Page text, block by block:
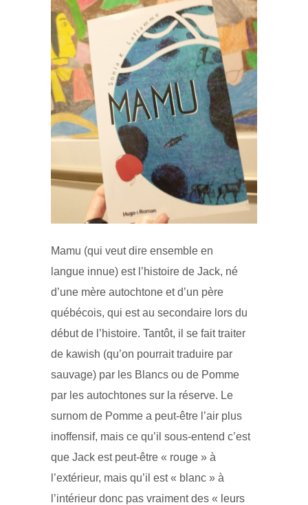
Mamu (qui veut dire ensemble en
langue innue) est l’histoire de Jack, né
d’une mère autochtone et d’un père
québécois, qui est au secondaire lors du
début de l’histoire. Tantôt, il se fait traiter
de kawish (qu’on pourrait traduire par
sauvage) par les Blancs ou de Pomme
par les autochtones sur la réserve. Le
surnom de Pomme a peut-être l’air plus
inoffensif, mais ce qu’il sous-entend c’est
que Jack est peut-être « rouge » à
l’extérieur, mais qu’il est « blanc » à
l’intérieur donc pas vraiment des « leurs